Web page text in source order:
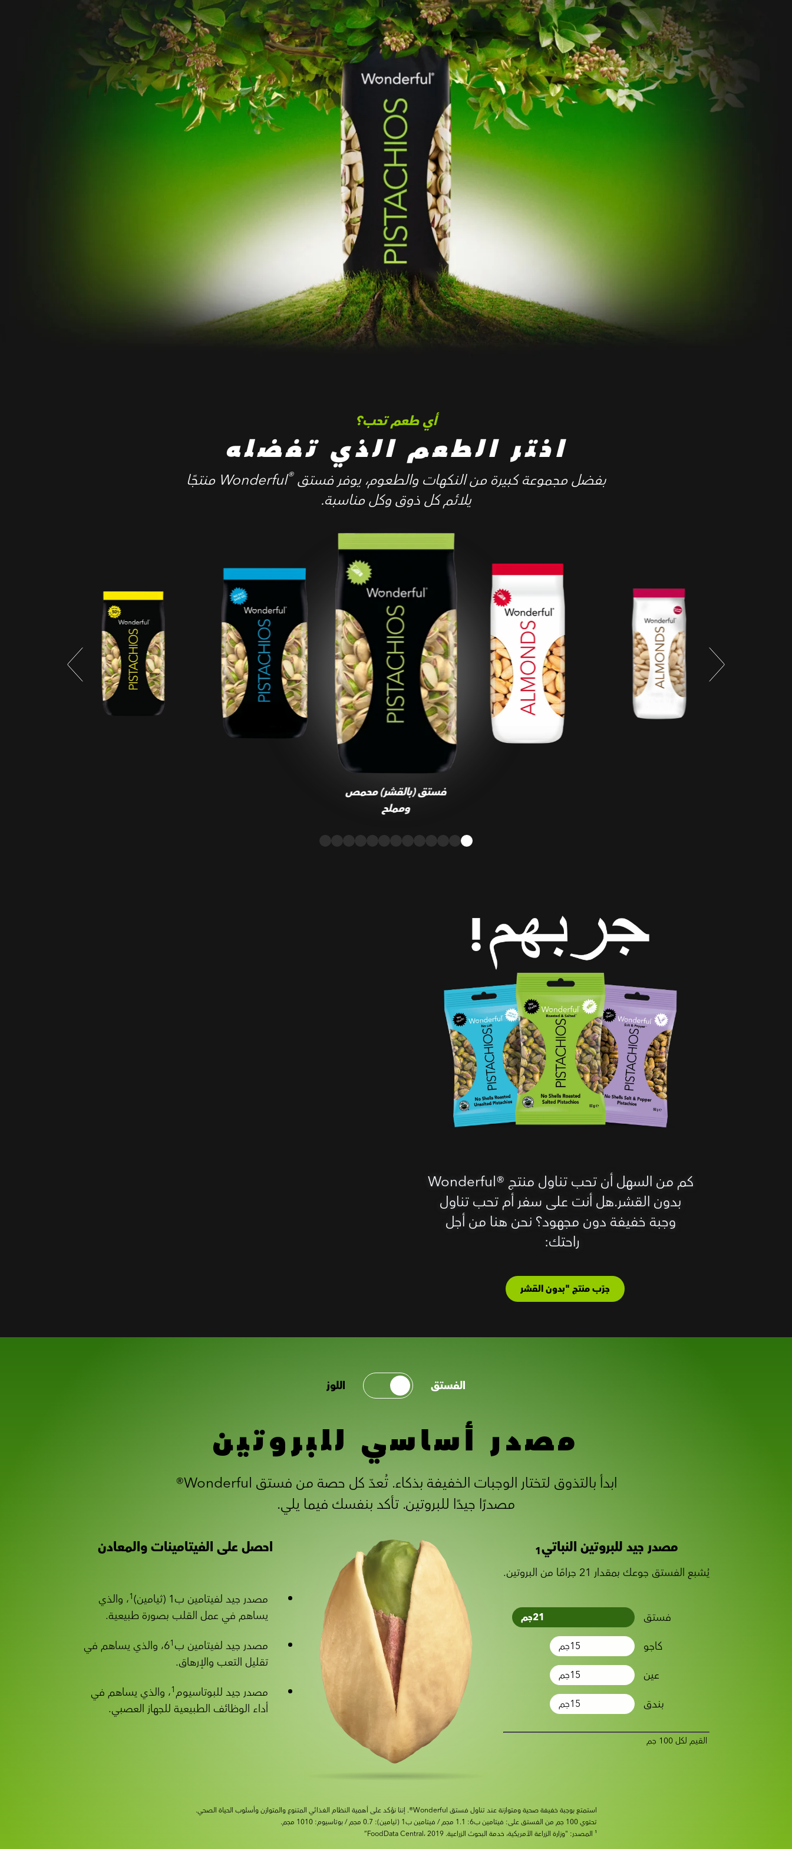
أي طعم تحب؟
اختر الطعم الذي تفضله
بفضل مجموعة كبيرة من النكهات والطعوم، يوفر فستق Wonderful®
‎ منتجًا
يلائم كل ذوق وكل مناسبة.
فستق (بالقشر) محمص
ومملح
فستق (بالقشر) محمص
ومملح
كم من السهل أن تحب تناول منتج Wonderful®‎
بدون القشر.هل أنت على سفر أم تحب تناول
وجبة خفيفة دون مجهود؟ نحن هنا من أجل
راحتك:
جرّب منتج "بدون القشر
الفستق اللوز
مصدر أساسي للبروتين
ابدأ بالتذوق لتختار الوجبات الخفيفة بذكاء. تُعدّ كل حصة من فستق Wonderful®
مصدرًا جيدًا للبروتين. تأكد بنفسك فيما يلي.
مصدر جيد للبروتين النباتي1
يُشبع الفستق جوعك بمقدار 21 جرامًا من البروتين.
فستق 21جم
كاجو 15جم
عين 15جم
بندق 15جم
احصل على الفيتامينات والمعادن
مصدر جيد لفيتامين ب1 (ثيامين) 1، والذي
يساهم في عمل القلب بصورة طبيعية.
مصدر جيد لفيتامين ب61 ، والذي يساهم في
تقليل التعب والإرهاق.
مصدر جيد للبوتاسيوم1، والذي يساهم في
أداء الوظائف الطبيعية للجهاز العصبي.
استمتع بوجبة خفيفة صحية ومتوازنة عند تناول فستق Wonderful®. إننا نؤكد على أهمية النظام الغذائي المتنوع والمتوازن وأسلوب الحياة الصحي.
تحتوي 100 جم من الفستق على: فيتامين ب6: 1.1 مجم / فيتامين ب1 (ثيامين): 0.7 مجم / بوتاسيوم: 1010 مجم.
¹ المصدر: "وزارة الزراعة الأمريكية، خدمة البحوث الزراعية. FoodData Central، 2019”